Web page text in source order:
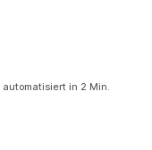
in 2 Min.